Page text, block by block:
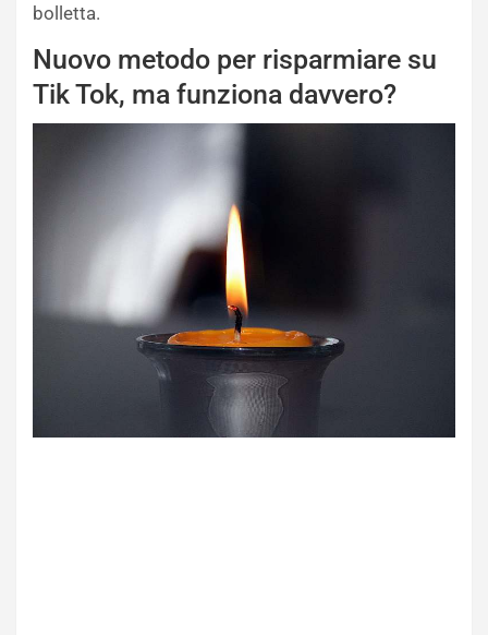
bolletta.
Nuovo metodo per risparmiare su
Tik Tok, ma funziona davvero?